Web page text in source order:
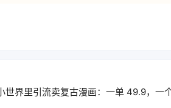
世界里引流卖复古漫画：一单 49.9，一